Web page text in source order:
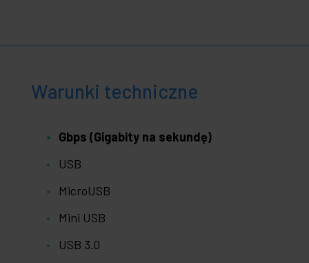
Warunki techniczne
Gbps (Gigabity na sekundę)
USB
MicroUSB
Mini USB
USB 3.0